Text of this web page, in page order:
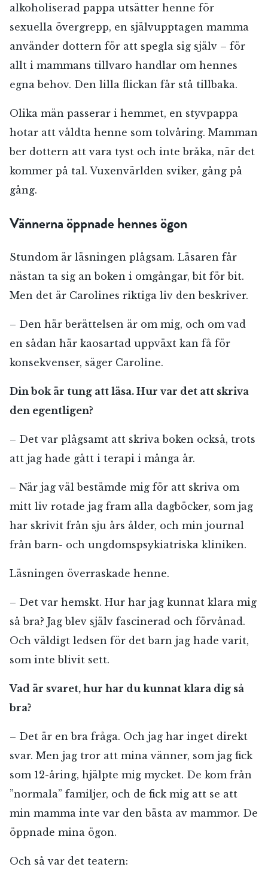
alkoholiserad pappa utsätter henne för
sexuella övergrepp, en självupptagen mamma
använder dottern för att spegla sig själv – för
allt i mammans tillvaro handlar om hennes
egna behov. Den lilla flickan får stå tillbaka.
Olika män passerar i hemmet, en styvpappa
hotar att våldta henne som tolvåring. Mamman
ber dottern att vara tyst och inte bråka, när det
kommer på tal. Vuxenvärlden sviker, gång på
gång.
Vännerna öppnade hennes ögon
Stundom är läsningen plågsam. Läsaren får
nästan ta sig an boken i omgångar, bit för bit.
Men det är Carolines riktiga liv den beskriver.
– Den här berättelsen är om mig, och om vad
en sådan här kaosartad uppväxt kan få för
konsekvenser, säger Caroline.
Din bok är tung att läsa. Hur var det att skriva
den egentligen?
– Det var plågsamt att skriva boken också, trots
att jag hade gått i terapi i många år.
– När jag väl bestämde mig för att skriva om
mitt liv rotade jag fram alla dagböcker, som jag
har skrivit från sju års ålder, och min journal
från barn- och ungdomspsykiatriska kliniken.
Läsningen överraskade henne.
– Det var hemskt. Hur har jag kunnat klara mig
så bra? Jag blev själv fascinerad och förvånad.
Och väldigt ledsen för det barn jag hade varit,
som inte blivit sett.
Vad är svaret, hur har du kunnat klara dig så
bra?
– Det är en bra fråga. Och jag har inget direkt
svar. Men jag tror att mina vänner, som jag fick
som 12-åring, hjälpte mig mycket. De kom från
”normala” familjer, och de fick mig att se att
min mamma inte var den bästa av mammor. De
öppnade mina ögon.
Och så var det teatern: